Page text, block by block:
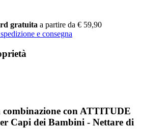
gratuita a partire da € 59,90
e consegna
combinazione con ATTITUDE
Capi dei Bambini - Nettare di